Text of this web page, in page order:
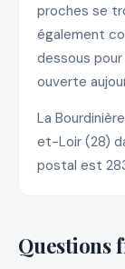
proches se
également
dessous
ouverte
La
et-Loir (28)
postal est
Questions